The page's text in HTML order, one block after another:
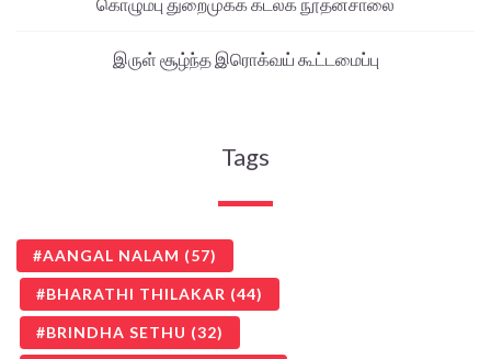
இருள் சூழ்ந்த இரொக்வய் கூட்டமைப்பு
Tags
AANGAL NALAM (57)
BHARATHI THILAKAR (44)
BRINDHA SETHU (32)